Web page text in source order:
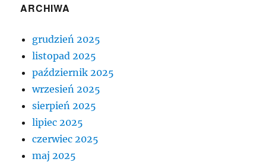
ARCHIWA
grudzień 2025
listopad 2025
październik 2025
wrzesień 2025
sierpień 2025
lipiec 2025
czerwiec 2025
maj 2025